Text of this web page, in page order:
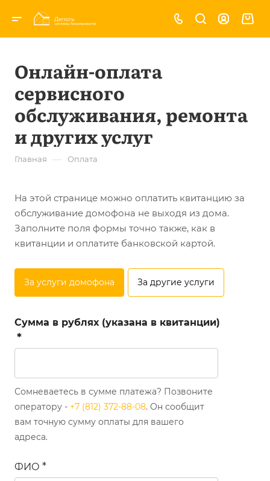
Онлайн-оплата
сервисного
обслуживания, ремонта
и других услуг
Главная — Оплата
На этой странице можно оплатить квитанцию за
обслуживание домофона не выходя из дома.
Заполните поля формы точно также, как в
квитанции и оплатите банковской картой.
За услуги домофона За другие услуги
Сумма в рублях (указана в квитанции)
Сомневаетесь в сумме платежа? Позвоните
оператору - +7 (812) 372-88-08. Он сообщит
вам точную сумму оплаты для вашего
адреса.
ФИО